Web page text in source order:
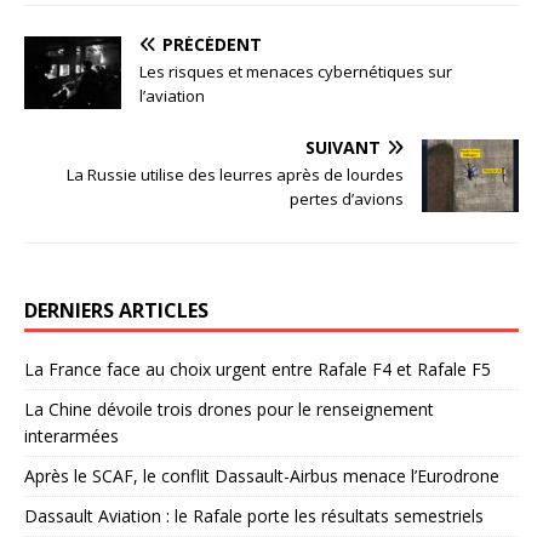
PRÉCÉDENT
Les risques et menaces cybernétiques sur
l’aviation
SUIVANT
La Russie utilise des leurres après de lourdes
pertes d’avions
DERNIERS ARTICLES
La France face au choix urgent entre Rafale F4 et Rafale F5
La Chine dévoile trois drones pour le renseignement
interarmées
Après le SCAF, le conflit Dassault-Airbus menace l’Eurodrone
Dassault Aviation : le Rafale porte les résultats semestriels